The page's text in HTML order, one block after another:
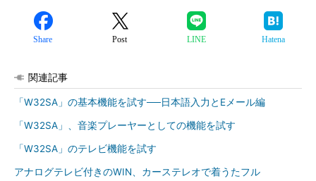
Share Post LINE Hatena
関連記事
「W32SA」の基本機能を試す──日本語入力とEメール編
「W32SA」、音楽プレーヤーとしての機能を試す
「W32SA」のテレビ機能を試す
アナログテレビ付きのWIN、カーステレオで着うたフル